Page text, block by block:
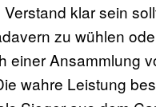
klar sein
zu wühlen
einer Ansammlung
wahre Leistung